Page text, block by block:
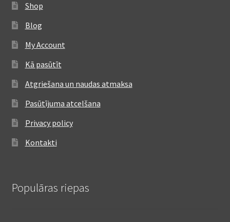
Shop
Blog
My Account
Kā pasūtīt
Atgriešana un naudas atmaksa
Pasūtījuma atcelšana
Privacy policy
Kontakti
Populāras riepas